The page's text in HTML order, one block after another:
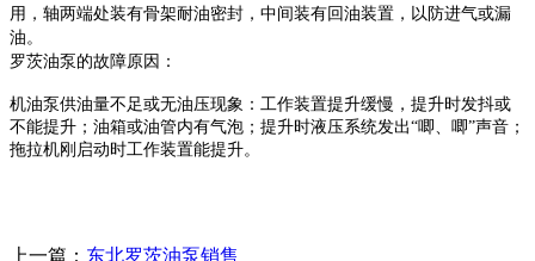
用，轴两端处装有骨架耐油密封，中间装有回油装置，以防进气或漏
油。
罗茨油泵的故障原因：
机油泵供油量不足或无油压现象：工作装置提升缓慢，提升时发抖或
不能提升；油箱或油管内有气泡；提升时液压系统发出“唧、唧”声音；
拖拉机刚启动时工作装置能提升。
上一篇： 东北罗茨油泵销售